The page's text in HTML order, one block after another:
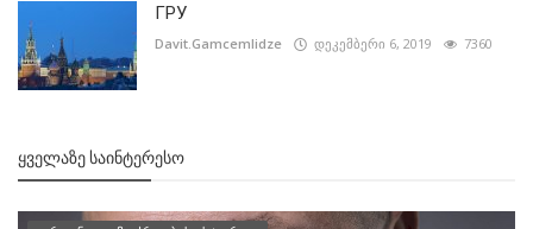
ГРУ
Davit.Gamcemlidze დეკემბერი 6, 2019 7360
ᲧᲕᲔᲚᲐᲖᲔ ᲡᲐᲘᲜᲢᲔᲠᲔᲡᲝ